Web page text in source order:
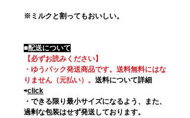
※ミルクと割ってもおいしい。
■配送について
【必ずお読みください】
・ゆうパック発送商品です。送料無料にはな
りません（元払い）。 送料について詳細
⇨click
・できる限り最小サイズになるよう、また、
過剰な包装はせず発送しております。